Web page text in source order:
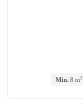
Min. 8 m2